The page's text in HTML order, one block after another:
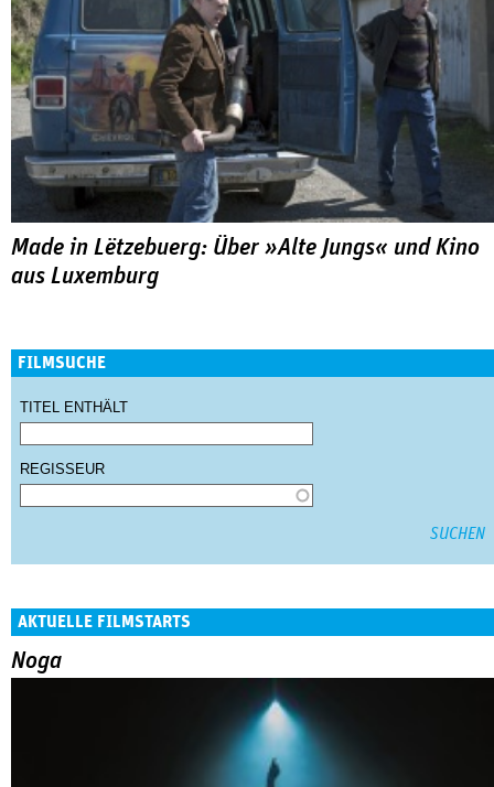
Made in Lëtzebuerg: Über »Alte Jungs« und Kino
aus Luxemburg
FILMSUCHE
TITEL ENTHÄLT
REGISSEUR
AKTUELLE FILMSTARTS
Noga